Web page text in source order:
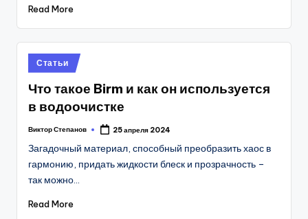
Read More
Posted
in
Статьи
Что такое Birm и как он используется
в водоочистке
Posted
Виктор Степанов 25 апреля 2024
Загадочный материал, способный преобразить хаос в
гармонию, придать жидкости блеск и прозрачность –
так можно…
Read More